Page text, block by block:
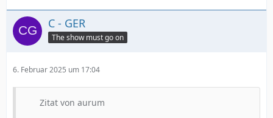
genutzt
das war der 3.Riggverlust in der Saison wegen
Problemen in dem Bereich
2. Pin aus Verlängerung gerutscht
wobei ich bei 3. vor Römö anders als bei 1und2 nicht
weit weg war vom Ufer und das Rigg retten konnte und
C - GER
The show must go on
6. Februar 2025 um 17:04
Zitat von aurum